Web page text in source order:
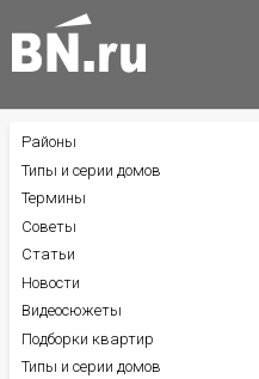
БОКОВОЕ
МЕНЮ
Районы
Типы и серии домов
Термины
Советы
Статьи
Новости
Видеосюжеты
Подборки квартир
Типы и серии домов